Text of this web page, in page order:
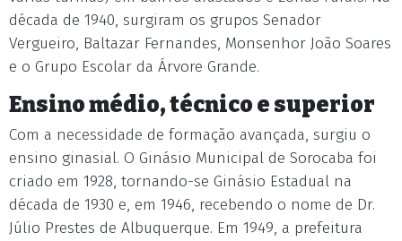
década de 1940, surgiram os grupos Senador
Vergueiro, Baltazar Fernandes, Monsenhor João Soares
e o Grupo Escolar da Árvore Grande.
Ensino médio, técnico e superior
Com a necessidade de formação avançada, surgiu o
ensino ginasial. O Ginásio Municipal de Sorocaba foi
criado em 1928, tornando-se Ginásio Estadual na
década de 1930 e, em 1946, recebendo o nome de Dr.
Júlio Prestes de Albuquerque. Em 1949, a prefeitura